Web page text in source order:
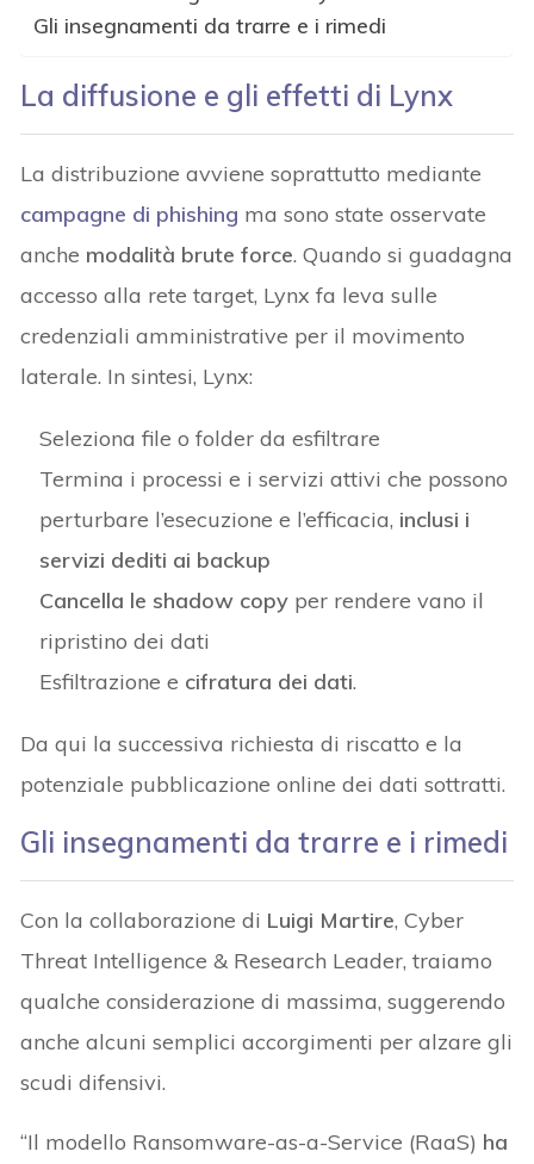
Gli insegnamenti da trarre e i rimedi
La diffusione e gli effetti di Lynx
La distribuzione avviene soprattutto mediante
campagne di phishing ma sono state osservate
anche modalità brute force. Quando si guadagna
accesso alla rete target, Lynx fa leva sulle
credenziali amministrative per il movimento
laterale. In sintesi, Lynx:
Seleziona file o folder da esfiltrare
Termina i processi e i servizi attivi che possono
perturbare l’esecuzione e l’efficacia, inclusi i
servizi dediti ai backup
Cancella le shadow copy per rendere vano il
ripristino dei dati
Esfiltrazione e cifratura dei dati.
Da qui la successiva richiesta di riscatto e la
potenziale pubblicazione online dei dati sottratti.
Gli insegnamenti da trarre e i rimedi
Con la collaborazione di Luigi Martire, Cyber
Threat Intelligence & Research Leader, traiamo
qualche considerazione di massima, suggerendo
anche alcuni semplici accorgimenti per alzare gli
scudi difensivi.
“Il modello Ransomware-as-a-Service (RaaS) ha